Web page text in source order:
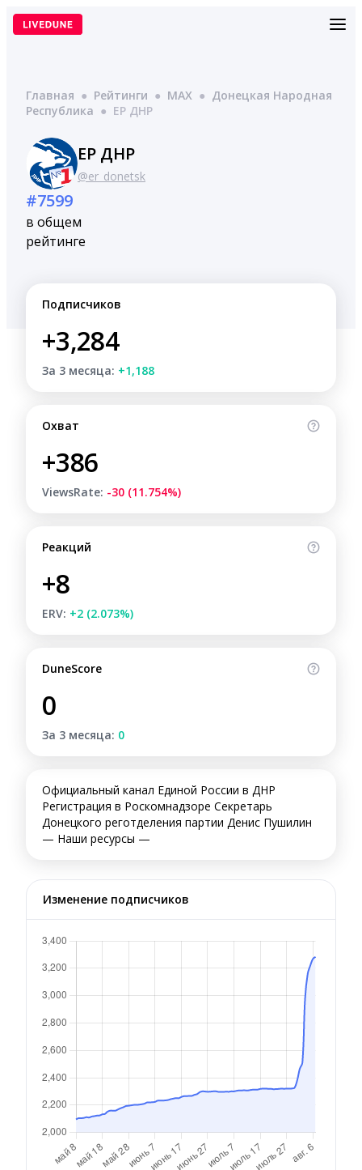
Перейти
Главная ● Рейтинги ● MAX ● Донецкая Народная
Республика ● ЕР ДНР
ЕР ДНР
@er_donetsk
#7599
в общем
рейтинге
Подписчиков
+3,284
За 3 месяца: +1,188
Охват
+386
ViewsRate: -30 (11.754%)
Реакций
+8
ERV: +2 (2.073%)
DuneScore
0
За 3 месяца: 0
Официальный канал Единой России в ДНР
Регистрация в Роскомнадзоре Секретарь
Донецкого реготделения партии Денис Пушилин
— Наши ресурсы —
Изменение подписчиков